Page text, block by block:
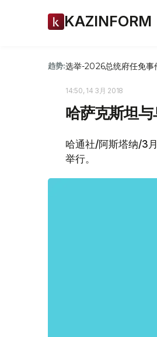
KAZINFORM
趋势:选举-2026总统府任免事
14:50, 14 3月 2018
哈萨克斯坦
哈通社/阿斯塔纳/3
举行。